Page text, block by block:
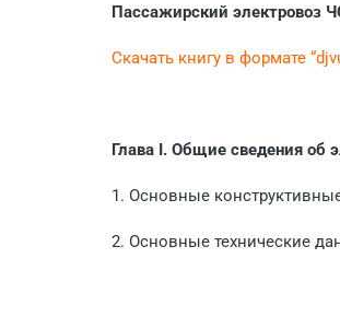
Пассажирский электровоз
Скачать книгу в формате
Глава I. Общие сведения об
1. Основные
2. Основные технические